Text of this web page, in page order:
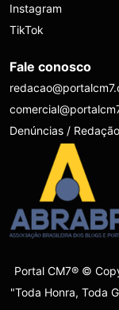
Instagram
TikTok
Fale conosco
Denúncias /
Portal CM7® ©
"Toda Honra, Toda